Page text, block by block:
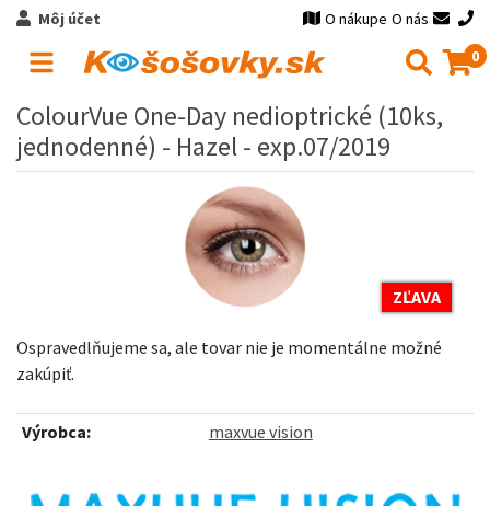
Môj účet O nákupe O nás
0
ColourVue One-Day nedioptrické (10ks,
jednodenné) - Hazel - exp.07/2019
ZĽAVA
Ospravedlňujeme sa, ale tovar nie je momentálne možné
zakúpiť.
Výrobca: maxvue vision